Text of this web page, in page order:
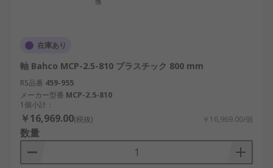
在庫あり
軸 Bahco MCP-2.5-810 プラスチック 800 mm
RS品番 459-955
メーカー型番 MCP-2.5-810
1個小計：
￥16,969.00(税抜) ￥16,969.00/個
数量